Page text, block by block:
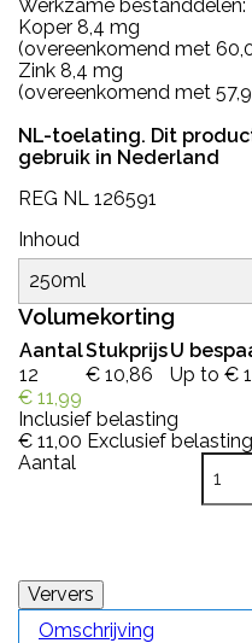
Werkzame bestanddelen:
Koper 8,4 mg
(overeenkomend met
Zink 8,4 mg
(overeenkomend met
NL-toelating. Dit
gebruik in Nederland
REG NL 126591
Inhoud
Volumekorting
AantalStukprijsU
12
€ 10,86
Up to €
€ 11,99
Inclusief belasting
€ 11,00 Exclusief belasting
Aantal
Omschrijving